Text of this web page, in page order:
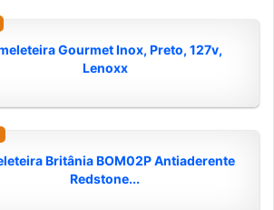
Gourmet Inox, Preto, 127v,
Lenoxx
Britânia BOM02P Antiaderente
Redstone...